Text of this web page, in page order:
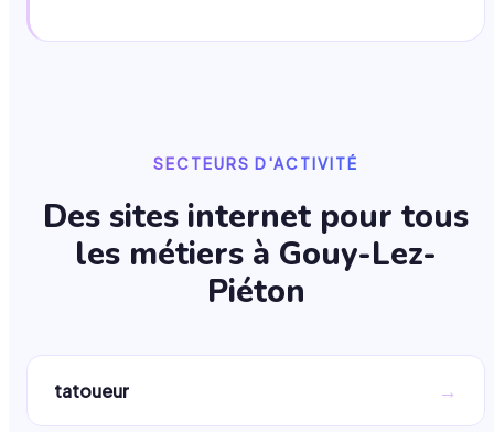
SECTEURS D'ACTIVITÉ
Des sites internet pour tous
les métiers à Gouy-Lez-
Piéton
tatoueur →